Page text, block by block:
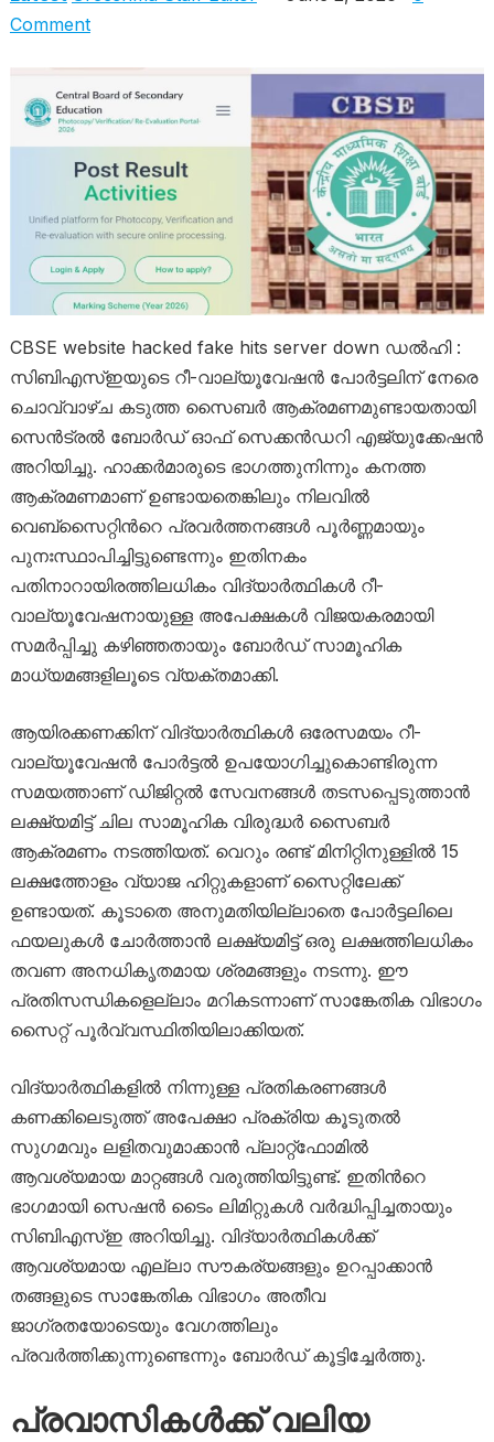
Comment
CBSE website hacked fake hits server down ഡൽഹി :
സിബിഎസ്ഇയുടെ റീ-വാല്യൂവേഷൻ പോർട്ടലിന് നേരെ
ചൊവ്വാഴ്ച കടുത്ത സൈബർ ആക്രമണമുണ്ടായതായി
സെൻട്രൽ ബോർഡ് ഓഫ് സെക്കൻഡറി എജ്യുക്കേഷൻ
അറിയിച്ചു. ഹാക്കർമാരുടെ ഭാഗത്തുനിന്നും കനത്ത
ആക്രമണമാണ് ഉണ്ടായതെങ്കിലും നിലവിൽ
വെബ്‌സൈറ്റിന്‍റെ പ്രവർത്തനങ്ങൾ പൂർണ്ണമായും
പുനഃസ്ഥാപിച്ചിട്ടുണ്ടെന്നും ഇതിനകം
പതിനാറായിരത്തിലധികം വിദ്യാർത്ഥികൾ റീ-
വാല്യൂവേഷനായുള്ള അപേക്ഷകൾ വിജയകരമായി
സമർപ്പിച്ചു കഴിഞ്ഞതായും ബോർഡ് സാമൂഹിക
മാധ്യമങ്ങളിലൂടെ വ്യക്തമാക്കി.
ആയിരക്കണക്കിന് വിദ്യാർത്ഥികൾ ഒരേസമയം റീ-
വാല്യൂവേഷൻ പോർട്ടൽ ഉപയോഗിച്ചുകൊണ്ടിരുന്ന
സമയത്താണ് ഡിജിറ്റൽ സേവനങ്ങൾ തടസപ്പെടുത്താൻ
ലക്ഷ്യമിട്ട് ചില സാമൂഹിക വിരുദ്ധർ സൈബർ
ആക്രമണം നടത്തിയത്. വെറും രണ്ട് മിനിറ്റിനുള്ളിൽ 15
ലക്ഷത്തോളം വ്യാജ ഹിറ്റുകളാണ് സൈറ്റിലേക്ക്
ഉണ്ടായത്. കൂടാതെ അനുമതിയില്ലാതെ പോർട്ടലിലെ
ഫയലുകൾ ചോർത്താൻ ലക്ഷ്യമിട്ട് ഒരു ലക്ഷത്തിലധികം
തവണ അനധികൃതമായ ശ്രമങ്ങളും നടന്നു. ഈ
പ്രതിസന്ധികളെല്ലാം മറികടന്നാണ് സാങ്കേതിക വിഭാഗം
സൈറ്റ് പൂർവ്വസ്ഥിതിയിലാക്കിയത്.
വിദ്യാർത്ഥികളിൽ നിന്നുള്ള പ്രതികരണങ്ങൾ
കണക്കിലെടുത്ത് അപേക്ഷാ പ്രക്രിയ കൂടുതൽ
സുഗമവും ലളിതവുമാക്കാൻ പ്ലാറ്റ്‌ഫോമിൽ
ആവശ്യമായ മാറ്റങ്ങൾ വരുത്തിയിട്ടുണ്ട്. ഇതിന്‍റെ
ഭാഗമായി സെഷൻ ടൈം ലിമിറ്റുകൾ വർദ്ധിപ്പിച്ചതായും
സിബിഎസ്ഇ അറിയിച്ചു. വിദ്യാർത്ഥികൾക്ക്
ആവശ്യമായ എല്ലാ സൗകര്യങ്ങളും ഉറപ്പാക്കാൻ
തങ്ങളുടെ സാങ്കേതിക വിഭാഗം അതീവ
ജാഗ്രതയോടെയും വേഗത്തിലും
പ്രവർത്തിക്കുന്നുണ്ടെന്നും ബോർഡ് കൂട്ടിച്ചേർത്തു.
പ്രവാസികൾക്ക് വലിയ